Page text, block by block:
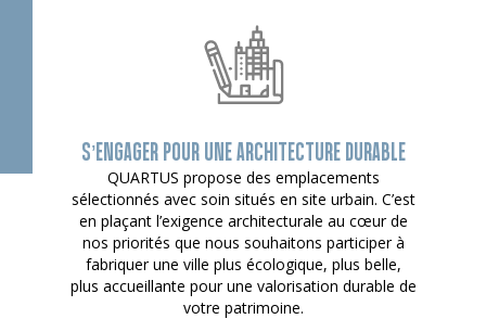
S’ENGAGER POUR UNE ARCHITECTURE DURABLE
QUARTUS propose des emplacements
sélectionnés avec soin situés en site urbain. C’est
en plaçant l’exigence architecturale au cœur de
nos priorités que nous souhaitons participer à
fabriquer une ville plus écologique, plus belle,
plus accueillante pour une valorisation durable de
votre patrimoine.